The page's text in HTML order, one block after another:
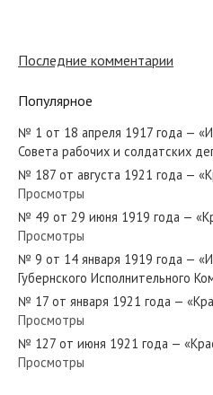
№ 140 от июля 1953 года —
№ 215 от сентября 1926 года —
№ 299 от декабря 1978 года —
Последние комментарии
Популярное
№ 1 от 18 апреля 1917 года —
Совета рабочих и солдатских
№ 187 от августа 1921 года —
Просмотры
№ 49 от 29 июня 1919 года —
Просмотры
№ 9 от 14 января 1919 года —
Губернского Исполнительного
№ 17 от января 1921 года —
Просмотры
№ 127 от июня 1921 года —
Просмотры